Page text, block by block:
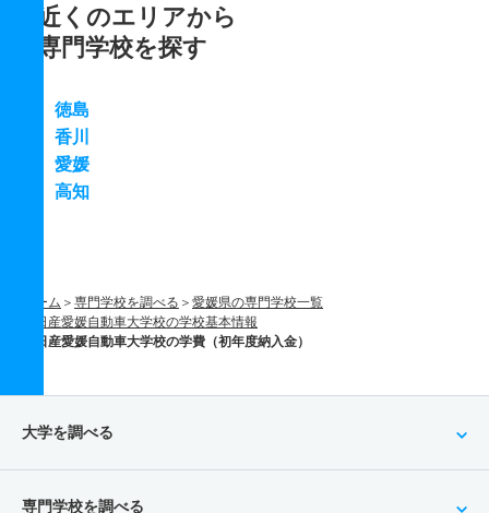
近くのエリアから
専門学校を探す
徳島
香川
愛媛
高知
ホーム 専門学校を調べる
愛媛県の専門学校一覧
日産愛媛自動車大学校の学校基本情報
日産愛媛自動車大学校の学費（初年度納入金）
大学を調べる
専門学校を調べる